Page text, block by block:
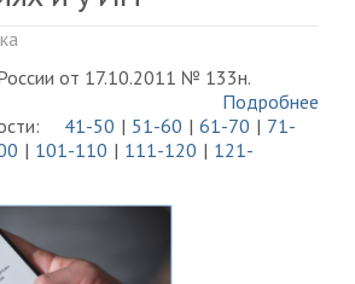
от 17.10.2011 № 133н.
Подробнее
41-50 51-60 61-70
71-
101-110 111-120
121-